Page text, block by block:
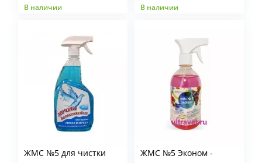
В наличии
20 л
В наличии
ЖМС №5 для чистки
ЖМС №5 Эконом -